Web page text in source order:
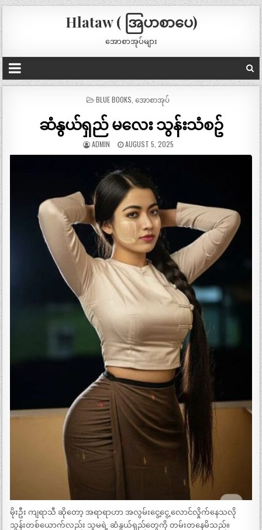
Hlataw ( အြပာစာပေ)
အောစာအုပ်များ
POSTED
BLUE BOOKS အောစာအုပ်
ဆံနွယ်ရှည် မလေး သွန်းသံစဥ်
ADMIN AUGUST 5, 2025
မိုးဦး ကျရာသီ ဆိုတော့ အရာရာဟာ အလွမ်းငွေ့ငွေ့ လောင်လှိုက်နေသလို
သွန်းတစ်ယောက်လည်း သူမရဲ့ ဆံနွယ်ရှည်တွေကို တမ်းတ​နေမိသည်။